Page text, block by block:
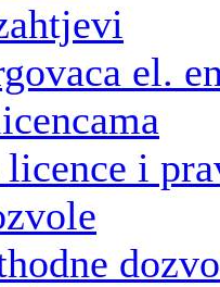
el.
licence i